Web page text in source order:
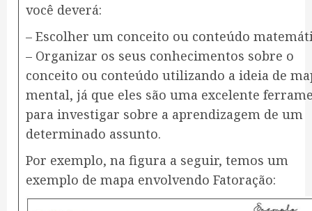
você deverá:
– Escolher um conceito ou conteúdo
– Organizar os seus conhecimentos sobre o
conceito ou conteúdo utilizando a ideia de
mental, já que eles são uma excelente
para investigar sobre a aprendizagem de um
determinado assunto.
Por exemplo, na figura a seguir, temos um
exemplo de mapa envolvendo Fatoração: